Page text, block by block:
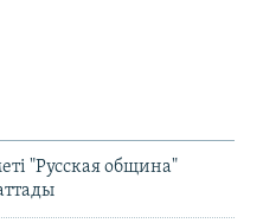
"Русская община"